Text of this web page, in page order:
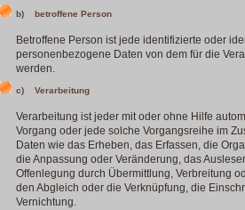
b) betroffene Person
Betroffene Person ist jede identifizierte oder
personenbezogene Daten von dem für die
werden.
c) Verarbeitung
Verarbeitung ist jeder mit oder ohne Hilfe
Vorgang oder jede solche Vorgangsreihe im
Daten wie das Erheben, das Erfassen, die
die Anpassung oder Veränderung, das
Offenlegung durch Übermittlung, Verbreitung
den Abgleich oder die Verknüpfung, die
Vernichtung.